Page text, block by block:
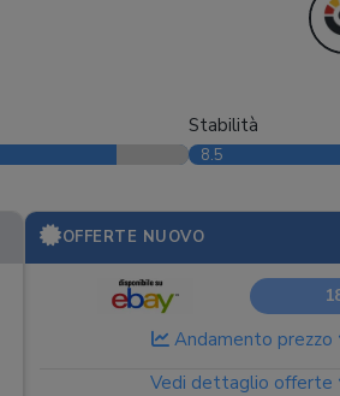
Stabilità
8.5
OFFERTE NUOVO
Andamento prezzo
Vedi dettaglio offerte